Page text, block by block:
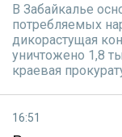
В Забайкалье
потребляемых
дикорастущая
уничтожено 1,8
краевая
16:51